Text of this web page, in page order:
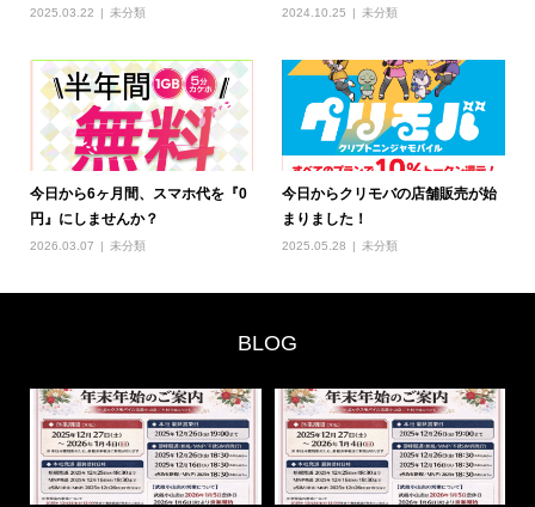
2025.03.22 未分類 2024.10.25 未分類
今日から6ヶ月間、スマホ代を『0
円』にしませんか？
2026.03.07 未分類
今日からクリモバの店舗販売が始
まりました！
2025.05.28 未分類
BLOG